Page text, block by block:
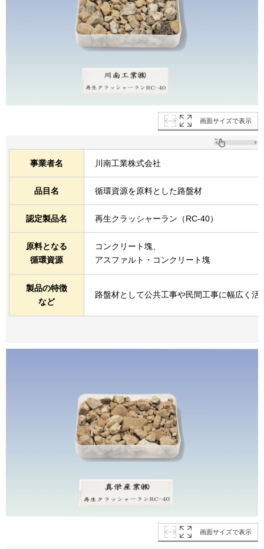
画面サイズで表示
事業者名 川南工業株式会社
品目名 循環資源を原料とした路盤材
認定製品名 再生クラッシャーラン（RC-40）
原料となる
循環資源
コンクリート塊、
アスファルト・コンクリート塊
製品の特徴
など
路盤材として公共工事や民間工事に幅広く活
画面サイズで表示